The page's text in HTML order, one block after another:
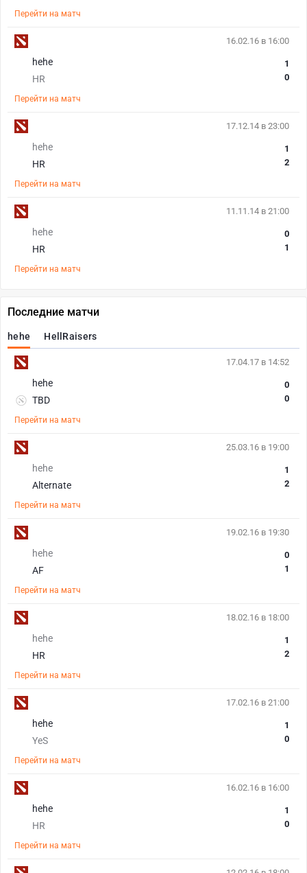
Перейти на матч
16.02.16 в 16:00
hehe
HR
1
0
Перейти на матч
17.12.14 в 23:00
hehe
HR
1
2
Перейти на матч
11.11.14 в 21:00
hehe
HR
0
1
Перейти на матч
Последние матчи
hehe HellRaisers
17.04.17 в 14:52
hehe
TBD
0
0
Перейти на матч
25.03.16 в 19:00
hehe
Alternate
1
2
Перейти на матч
19.02.16 в 19:30
hehe
AF
0
1
Перейти на матч
18.02.16 в 18:00
hehe
HR
1
2
Перейти на матч
17.02.16 в 21:00
hehe
YeS
1
0
Перейти на матч
16.02.16 в 16:00
hehe
HR
1
0
Перейти на матч